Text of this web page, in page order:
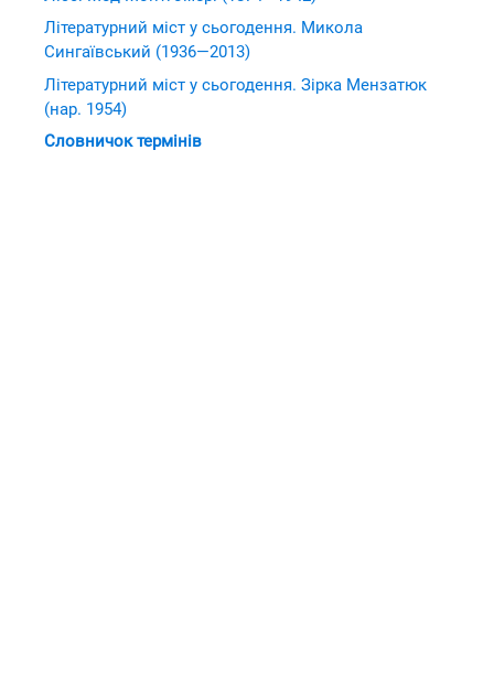
Літературний міст у сьогодення. Микола
Сингаївський (1936—2013)
Літературний міст у сьогодення. Зірка Мензатюк
(нар. 1954)
Словничок термінів